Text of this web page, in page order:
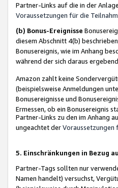
Partner-Links auf die in der
Voraussetzungen für die
(b) Bonus-Ereignisse
diesem Abschnitt 4(b)
Bonusereignis, wie im Anhang
während der sich daraus
Amazon zahlt keine
(beispielsweise Anmeldungen
Bonusereignisse und
Ermessen, ob ein Bonusereignis
Partner-Links zu den im Anhang
ungeachtet derVoraussetzungen
5. Einschränkungen in Bezug
Partner-Tags sollten nur
Namen handelt) versuchst,